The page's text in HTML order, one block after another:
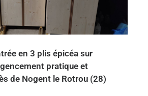
en 3 plis épicéa sur
pratique et
de Nogent le Rotrou (28)